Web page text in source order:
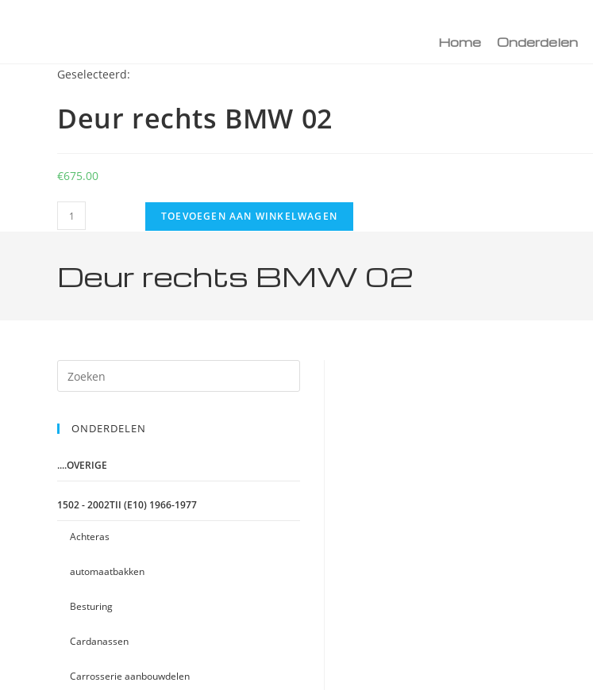
Home Onderdelen
Geselecteerd:
Deur rechts BMW 02
€675.00
TOEVOEGEN AAN WINKELWAGEN
Deur rechts BMW 02
ONDERDELEN
....OVERIGE
1502 - 2002TII (E10) 1966-1977
Achteras
automaatbakken
Besturing
Cardanassen
Carrosserie aanbouwdelen